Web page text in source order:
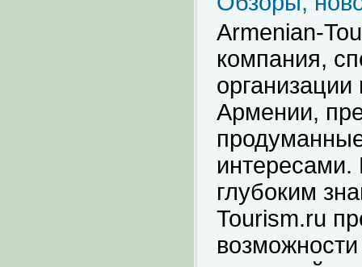
Armenian-
компания,
Армении,
интересами.
глубоким
Tourism.ru